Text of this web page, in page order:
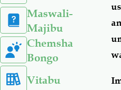
Maswali-
Majibu
Chemsha
Bongo
Vitabu